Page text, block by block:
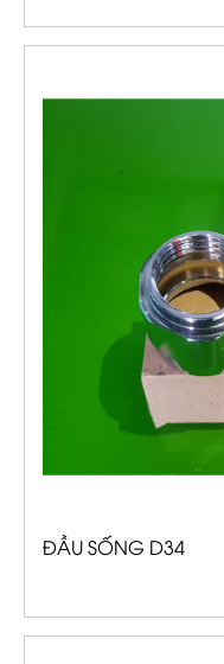
ĐẦU SỐNG D34